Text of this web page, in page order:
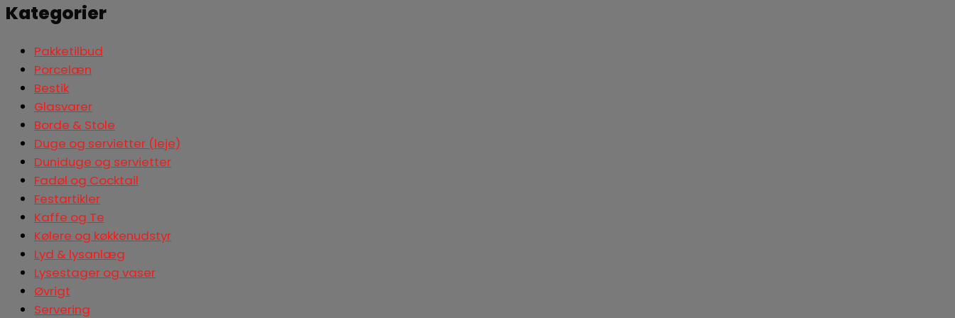
Kategorier
Pakketilbud
Porcelæn
Bestik
Glasvarer
Borde & Stole
Duge og servietter (leje)
Duniduge og servietter
Fadøl og Cocktail
Festartikler
Kaffe og Te
Kølere og køkkenudstyr
Lyd & lysanlæg
Lysestager og vaser
Øvrigt
Servering